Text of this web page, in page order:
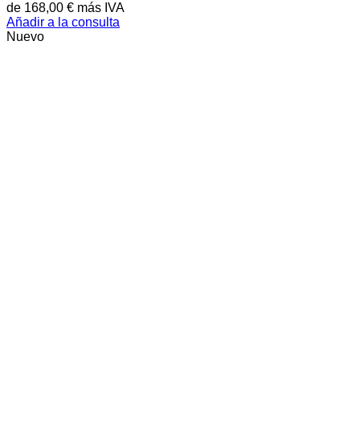
de 168,00 € más IVA
Añadir a la consulta
Nuevo